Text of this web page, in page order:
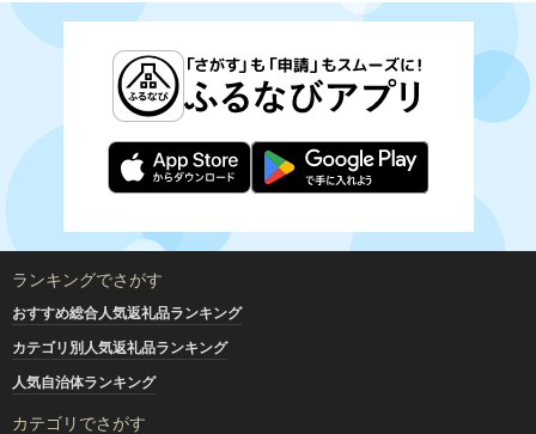
ランキングでさがす
おすすめ総合人気返礼品ランキング
カテゴリ別人気返礼品ランキング
人気自治体ランキング
カテゴリでさがす